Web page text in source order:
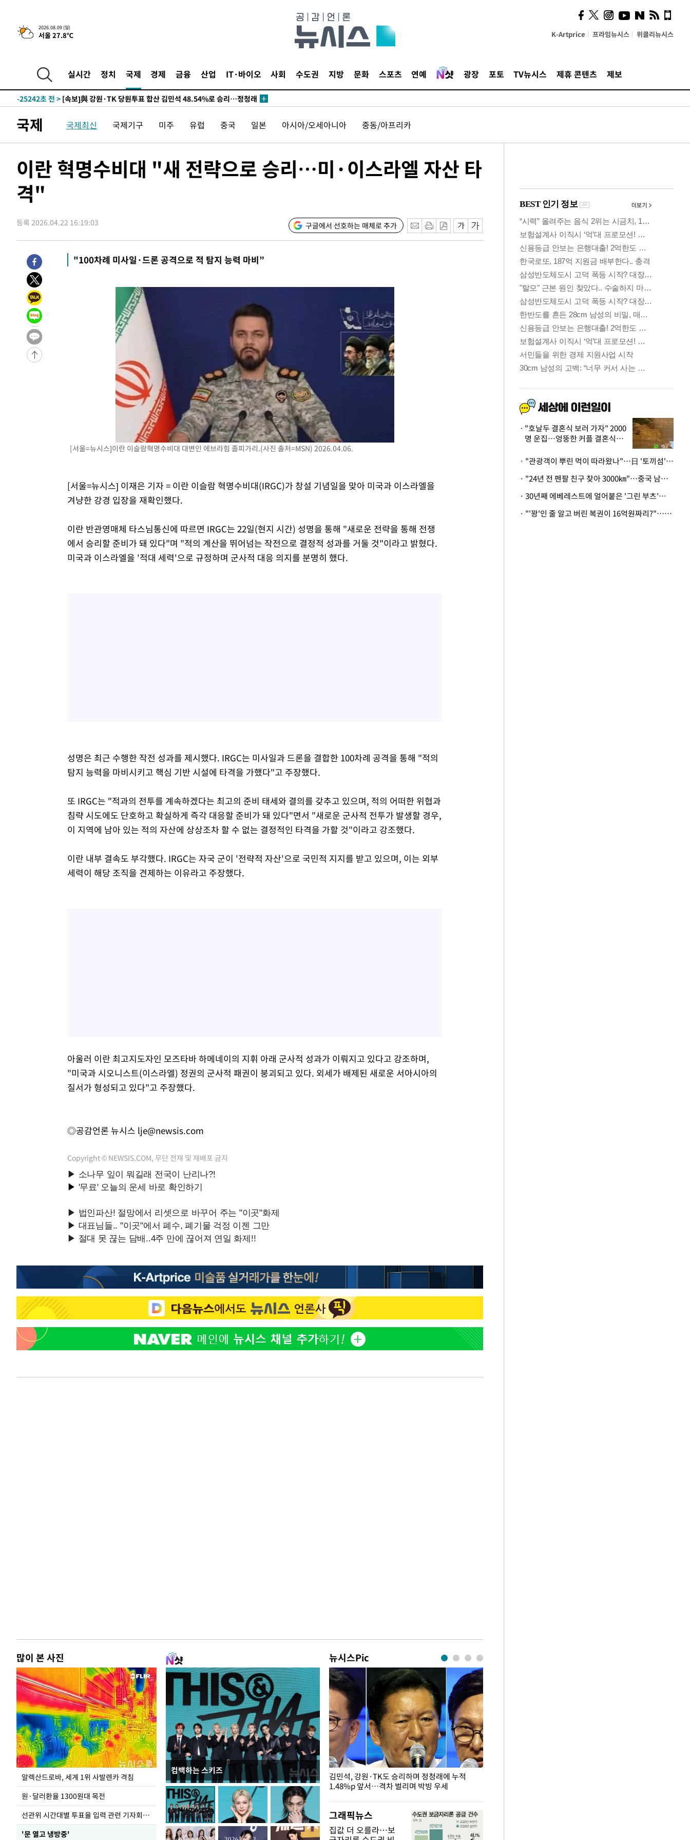
2026.08.09 (일)
서울 27.8℃ K-Artprice 프라임뉴시스 위클리뉴시스
실시간 정치 국제 경제 금융 산업 IT·바이오 사회 수도권 지방 문화 스포츠 연예 광장 포토 TV뉴시스 제휴 콘텐츠 제보
4시간 전 >[속보]美중부 사령관, 이스라엘 긴급방문 다중화된 전선 상황 논의
-29266초 전 >
태풍 돌핀, 중 저장성 타이저우시 해안에 상륙 (1보)
-26612초 전 >
-25242초 전 > [속보]與 강원·TK 당원투표 합산 김민석 48.54%로 승리…정청래
44.53%
-24416초 전 >
[속보]與전대 권리당원투표…강원·경북 김민석, 대구 정청래 승리
-24223초 전 >[속보]與 당대표 경선, 경북 권리당원 투표 김민석 47.37%·정청래
46.35%
-23922초 전 >[속보]與 당대표 경선, 강원 권리당원 투표 김민석 승리…50.30%
득표
-21840초 전 >
-14482초 전 >
-9774초 전 >손흥민, 68분 뛰고 2경기 침묵…LAFC, 톨루카에 1-0 승리(종합)
-9046초 전 >'2경기 연속 침묵' 손흥민, 톨루카전 68분만 뛰고 슈팅 0개
-7798초 전 >
이강인, 오늘 서울서 AT마드리드 입단식…'전례 없는 특급대우'
1시간 전 >
1시간 전 >
콜롬비아 신임 우파 대통령 취임 하루만에 차량폭탄 폭발 사건
3시간 전 >
튀르키예 외무장관, "메카 3국 방위협정은 이란이 목표 아냐 " 밝혀
4시간 전 >
이군이 불법 군시설 건설한 레바논 남부에서 레바논군 3명 폭발로 부상
4시간 전 >
[속보]美중부 사령관, 이스라엘 긴급방문 다중화된 전선 상황 논의
-30270초 전 >
이강인 ATM 입단식에 '상암벌 들썩'…"세계적인 선수 되길"
-29266초 전 >
태풍 돌핀, 중 저장성 타이저우시 해안에 상륙 (1보)
AT마드리드 데뷔 앞둔 이강인, 맨시티전 선발 대신 '벤치 시작'
[속보]與 강원·TK 당원투표 합산 김민석 48.54%로 승리…정청래
與 강원·TK 당원투표 합산 김민석 46.01%로 승리…정청래
[속보]與전대 권리당원투표…강원·경북 김민석, 대구 정청래 승리
[속보]與 당대표 경선, 경북 권리당원 투표 김민석 47.37%·정청래
[속보]與 당대표 경선, 대구 권리당원 투표 정청래 47.82%·김민석
[속보]장은수, KLPGA 제주삼다수 역전 우승…데뷔 10년 차에 첫
"얼마나 더웠으면"…안동 물길공원서 헤엄친 구렁이 '소동'
'2경기 연속 침묵' 손흥민, 톨루카전 68분만 뛰고 슈팅 0개
이강인, 오늘 서울서 AT마드리드 입단식…'전례 없는 특급대우'
'여긴 20도, 저긴 50도'…열화상 카메라로 본 폭염 저감시설 '온도차'
국제 국제최신 국제기구 미주 유럽 중국 일본 아시아/오세아니아 중동/아프리카
이란 혁명수비대 "새 전략으로 승리…미·이스라엘 자산 타
격"
등록 2026.04.22 16:19:03 구글에서 선호하는 매체로 추가
"100차례 미사일·드론 공격으로 적 탐지 능력 마비”
[서울=뉴시스]이란 이슬람혁명수비대 대변인 에브라힘 졸피가리.(사진 출처=MSN) 2026.04.06.
[서울=뉴시스] 이재은 기자 = 이란 이슬람 혁명수비대(IRGC)가 창설 기념일을 맞아 미국과 이스라엘을
겨냥한 강경 입장을 재확인했다.
이란 반관영매체 타스님통신에 따르면 IRGC는 22일(현지 시간) 성명을 통해 "새로운 전략을 통해 전쟁
에서 승리할 준비가 돼 있다"며 "적의 계산을 뛰어넘는 작전으로 결정적 성과를 거둘 것"이라고 밝혔다.
미국과 이스라엘을 '적대 세력'으로 규정하며 군사적 대응 의지를 분명히 했다.
성명은 최근 수행한 작전 성과를 제시했다. IRGC는 미사일과 드론을 결합한 100차례 공격을 통해 "적의
탐지 능력을 마비시키고 핵심 기반 시설에 타격을 가했다"고 주장했다.
또 IRGC는 "적과의 전투를 계속하겠다는 최고의 준비 태세와 결의를 갖추고 있으며, 적의 어떠한 위협과
침략 시도에도 단호하고 확실하게 즉각 대응할 준비가 돼 있다"면서 "새로운 군사적 전투가 발생할 경우,
이 지역에 남아 있는 적의 자산에 상상조차 할 수 없는 결정적인 타격을 가할 것"이라고 강조했다.
이란 내부 결속도 부각했다. IRGC는 자국 군이 '전략적 자산'으로 국민적 지지를 받고 있으며, 이는 외부
세력이 해당 조직을 견제하는 이유라고 주장했다.
아울러 이란 최고지도자인 모즈타바 하메네이의 지휘 아래 군사적 성과가 이뤄지고 있다고 강조하며,
"미국과 시오니스트(이스라엘) 정권의 군사적 패권이 붕괴되고 있다. 외세가 배제된 새로운 서아시아의
질서가 형성되고 있다"고 주장했다.
◎공감언론 뉴시스 lje@newsis.com
Copyright © NEWSIS.COM, 무단 전재 및 재배포 금지
많이 본 사진
알렉산드로바, 세계 1위 사발렌카 격침
원·달러환율 1300원대 목전
선관위 시간대별 투표율 입력 관련 기자회견하는 주진우 의원
'문 열고 냉방중'
컴백하는 스키즈
뉴시스Pic
극한 폭염에 바닥 드러난 홍제천…물고기 떼죽음
도
김민석, 강원·TK도 승리하며 정청래에 누적
1.48%p 앞서…격차 벌리며 박빙 우세
그래픽뉴스
집값 더 오를라…보
사이 해답 찾았죠"…알을
깨고 나온 '초자아'
"호날두 결혼식 보러 가자" 2000
명 운집…엉뚱한 커플 결혼식에
· "관광객이 뿌린 먹이 따라왔나"…日 '토끼섬' 멧돼지, 토끼까지 사냥
· "24년 전 펜팔 친구 찾아 3000㎞"…중국 남성 사연에 '뭉클'
· 30년째 에베레스트에 얼어붙은 '그린 부츠'…드디어 가족 품으로
· "'꽝'인 줄 알고 버린 복권이 16억원짜리?"…극적으로 되찾은 사연